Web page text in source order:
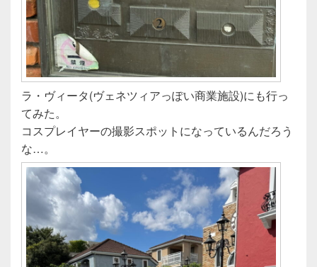
ラ・ヴィータ(ヴェネツィアっぽい商業施設)にも行っ
てみた。
コスプレイヤーの撮影スポットになっているんだろう
な…。